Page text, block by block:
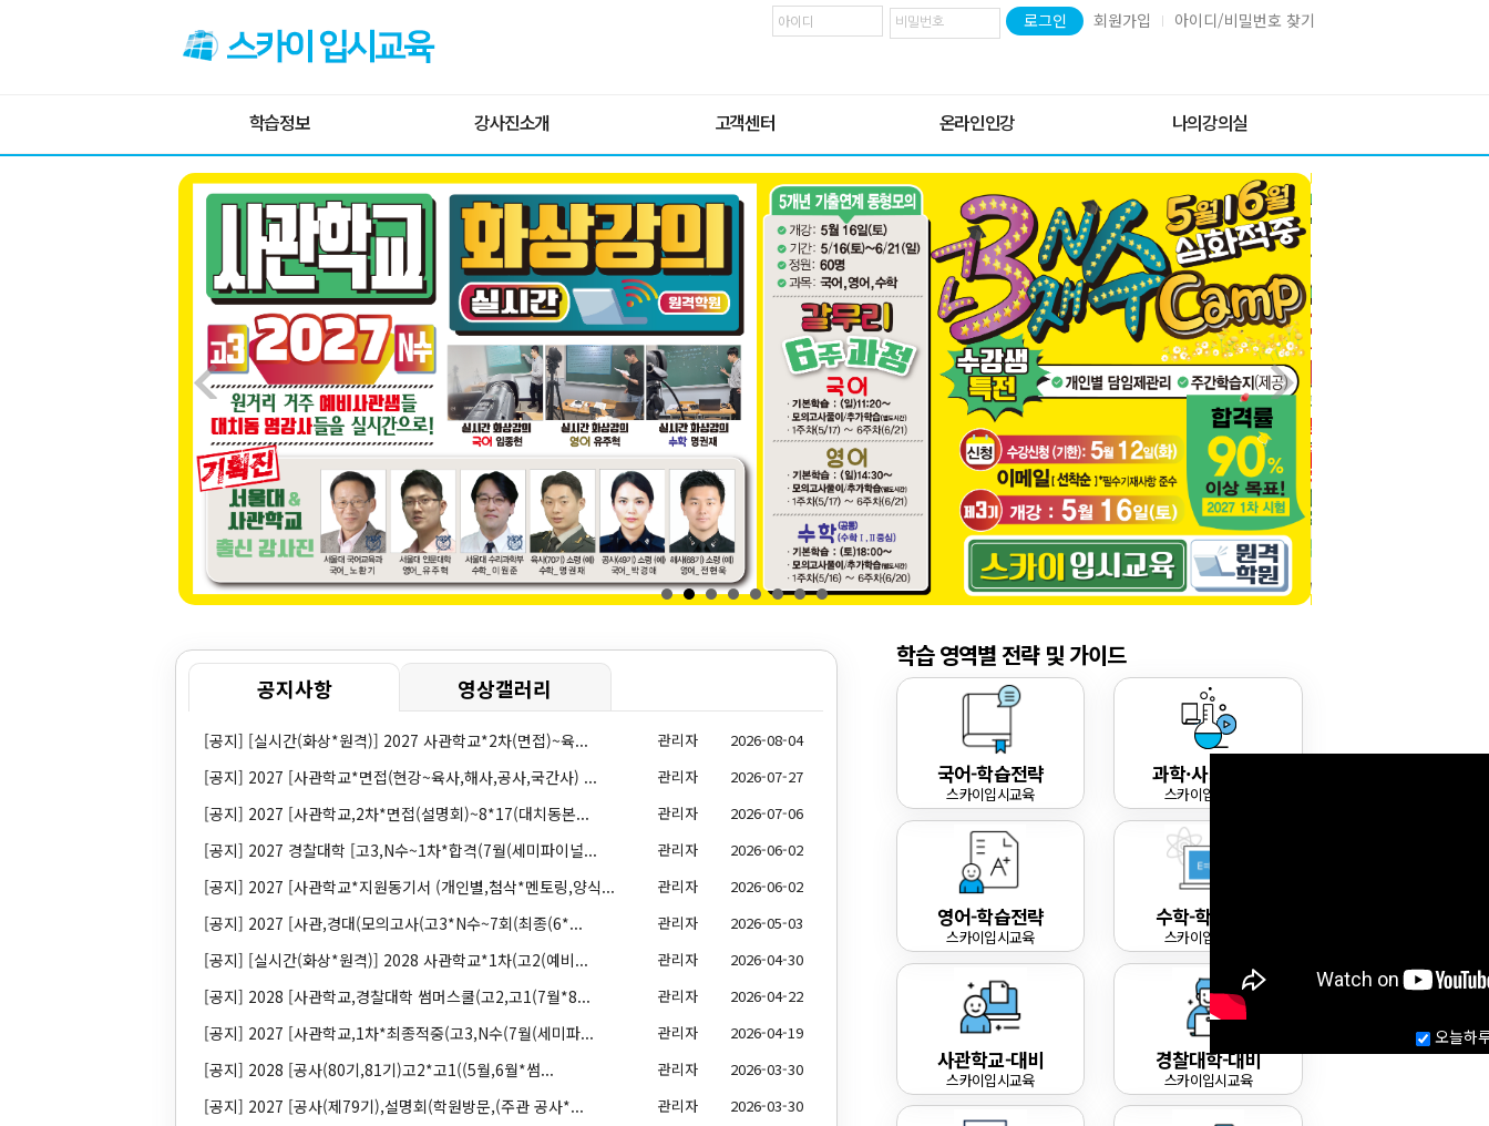
로그인 회원가입 아이디/비밀번호 찾기
큐스터디 개설강좌 전체보기
2. 선형대수학+미분방정식+해석학
3. 선형대수학+해석학+복소해석학
4. 선형대수학+해석학+복소해석학+확률통계학
7. 위상수학1+2+정수론+현대대수학
8. 위상수학1+2+정수론+현대대수학+미분기하학
9. 해석학+정수론+현대대수학
· 복소해석학 · 이산수학
· 정수론
· 집합론 · 위상수학 1 · 위상수학 2
· 미분기하학
· 확률통계학
보험계리사 수학
· 미분적분(보험수학 시험대비)
· 확률통계학(보험수학 시험대비)
1. 확률통계학+보험수학
4. 확률통계학+보험수학+보험수리
· 수리통계학
1. 대학미적 1+2 +수리통계학
2. 선형대수학+수리통계학
3. 경제경영수학+수리통계학
4. 대학기초수학+대학미적분 1+2 +수리통계학
5. 대학기초수학+수리통계학
· 통계학과 프리패스
: 대학미적분 1+2 +선형대수학+수리통계학
· 계량경제학
· 계량경제학 패키지
1. 수리통계학+계량경제학
2. 대학미적분 1+2 +수리통계학+계량경제학
3. 선형대수학+수리통계학+계량경제학
4. 경제경영수학+수리통계학+계량경제학
5. 대학기초수학+수리통계학+계량경제학
· 계량경제학 프리패스1
: 대학미적 1 2 +선형대수+수리통계+계량경제
· 계량경제학 프리패스 2
· 확률통계학
· 확률통계학 패키지
1. 선형대수학+확률통계학
2. 공업수학 1＋2 +확률통계학
· 경제경영수학
· 경제경영수학 패키지
1. 대학기초수학+경제경영
2. 대학기초수학+대학미적분 1+2 +경제경영수학
3. 대학미적분 1+2 +경제경영수학
· 경제경영수학 프리패스 1
: 대학미적분 1+2+경제경영수학+선형대수학+수리통계학
· 경제경영수학 프리패스 2
: 대학미적분 1+2+경제경영수학+선형대수학+수리통계학+해석학
공업수학
· 공업수학 1
· 공업수학 1+2
· 미분방정식
· 라플라스 변환
· 복소해석학
· 선형대수학+공업수학 1
· 선형대수학+공업수학 1+2
· 선형대수학
· 대학미적분 1+2+3 +선형대수학
· 대합미적분 1+2 +선형대수학
· 대학미적분 3 +선형대수학
대학미적분학
· 대학미적분학 1
· 대학미적분학 2
· 대학미적분학 3
· 대학미적분학 패키지 1
· 대학미적분학 패키지 2
· 대학미적분학 패키지 3
· 대학기초수학+대학미적분학 1
· 대학기초수학+대학미적분학 1+2
프리패스
· 수학전공 ALL 프리패스
· 보험계리사 수학 프리패스 1
· 수학과프리패스 1
· 수학과프리패스 2
· 수학과프리패스 3
· 수학과프리패스 4
· 수학과프리패스 5
· 수학과프리패스 6
· 수학과프리패스 7
<미적분학제외>
수학과프리패스7
· 임용수학프리패스 1
· 임용수학프리패스 2
· 임용수학프리패스 3
학습정보
국어-학습전략
과학·사회-전략
영어-학습전략
수학-학습전략
사관학교-대비
경찰대학-대비
논술-학습전략
면접-완성전략
강사진소개
강사진소개
고객센터
공지사항
영상갤러리
실시간 화상강의 안내
교습비게시표
Q&A
온라인인강
과학*샘터[포털]
사회*샘터[포털]
사관학교*[1차]
경찰대학*[1차]
특례입시*[지필]
논술*전체[포털]
면접*전체[포털]
나의강의실
학습중인 강좌
주문결제 내역
장바구니
공지사항 영상갤러리
[공지] [실시간(화상*원격)] 2027 사관학교*2차(면접)~육... 관리자 2026-08-04
[공지] 2027 [사관학교*면접(현강~육사,해사,공사,국간사) ... 관리자 2026-07-27
[공지] 2027 [사관학교,2차*면접(설명회)~8*17(대치동본... 관리자 2026-07-06
[공지] 2027 경찰대학 [고3,N수~1차*합격(7월(세미파이널... 관리자 2026-06-02
[공지] 2027 [사관학교*지원동기서 (개인별,첨삭*멘토링,양식... 관리자 2026-06-02
[공지] 2027 [사관,경대(모의고사(고3*N수~7회(최종(6*... 관리자 2026-05-03
[공지] [실시간(화상*원격)] 2028 사관학교*1차(고2(예비... 관리자 2026-04-30
[공지] 2028 [사관학교,경찰대학 썸머스쿨(고2,고1(7월*8... 관리자 2026-04-22
[공지] 2027 [사관학교,1차*최종적중(고3,N수(7월(세미파... 관리자 2026-04-19
[공지] 2028 [공사(80기,81기)고2*고1((5월,6월*썸... 관리자 2026-03-30
[공지] 2027 [공사(제79기),설명회(학원방문,(주관 공사*... 관리자 2026-03-30
학습 영역별 전략 및 가이드
국어-학습전략
스카이입시교육
과학·사회-전략
스카이입시교육
영어-학습전략
스카이입시교육
수학-학습전략
스카이입시교육
사관학교-대비
스카이입시교육
경찰대학-대비
스카이입시교육
오늘하